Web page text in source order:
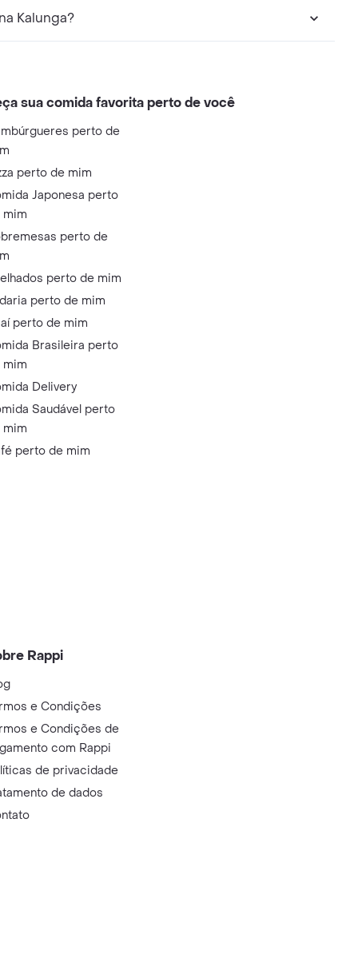
Kalunga?
sua comida favorita perto de você
perto de
perto de mim
Japonesa perto
mim
perto de
perto de mim
perto de mim
perto de mim
Brasileira perto
mim
Delivery
Saudável perto
mim
perto de mim
Rappi
e Condições
e Condições de
com Rappi
de privacidade
de dados